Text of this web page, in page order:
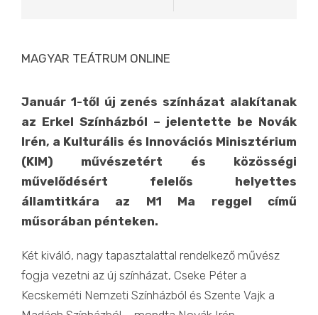
MAGYAR TEÁTRUM ONLINE
Január 1-től új zenés színházat alakítanak
az Erkel Színházból – jelentette be Novák
Irén, a Kulturális és Innovációs Minisztérium
(KIM) művészetért és közösségi
művelődésért felelős helyettes
államtitkára az M1 Ma reggel című
műsorában pénteken.
Két kiváló, nagy tapasztalattal rendelkező művész
fogja vezetni az új színházat, Cseke Péter a
Kecskeméti Nemzeti Színházból és Szente Vajk a